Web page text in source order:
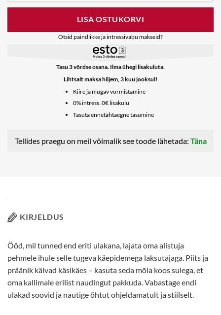
LISA OSTUKORVI
Otsid paindlikke ja intressivabu makseid?
Tasu 3 võrdse osana. Ilma ühegi lisakuluta.
Lihtsalt maksa hiljem, 3 kuu jooksul!
Kiire ja mugav vormistamine
0% intress. 0€ lisakulu
Tasuta ennetähtaegne tasumine
Tellides praegu on meil võimalik see toode lähetada: Täna
KIRJELDUS
Ööd, mil tunned end eriti ulakana, lajata oma alistuja
pehmele ihule selle tugeva käepidemega laksutajaga. Piits ja
präänik käivad käsikäes – kasuta seda mõla koos sulega, et
oma kallimale erilist naudingut pakkuda. Vabastage endi
ulakad soovid ja nautige õhtut ohjeldamatult ja stiilselt.